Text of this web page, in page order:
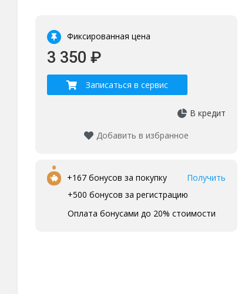
Фиксированная цена
3 350 ₽
Записаться в сервис
В кредит
Добавить в избранное
• +167 бонусов за покупку
Получить
+500 бонусов за регистрацию
Оплата бонусами до 20% стоимости